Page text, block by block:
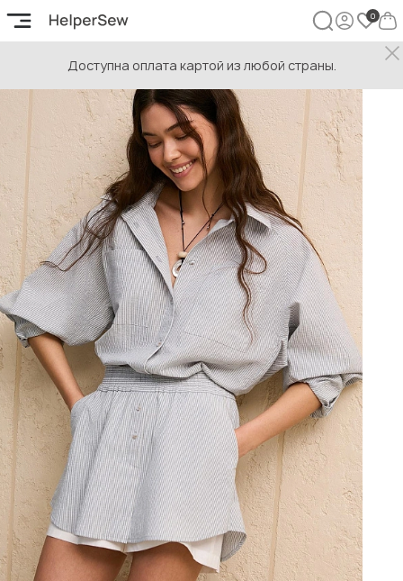
Доступна оплата картой из любой страны.